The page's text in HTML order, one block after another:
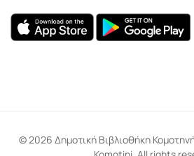
©2026 Δημοτική Βιβλιοθήκη